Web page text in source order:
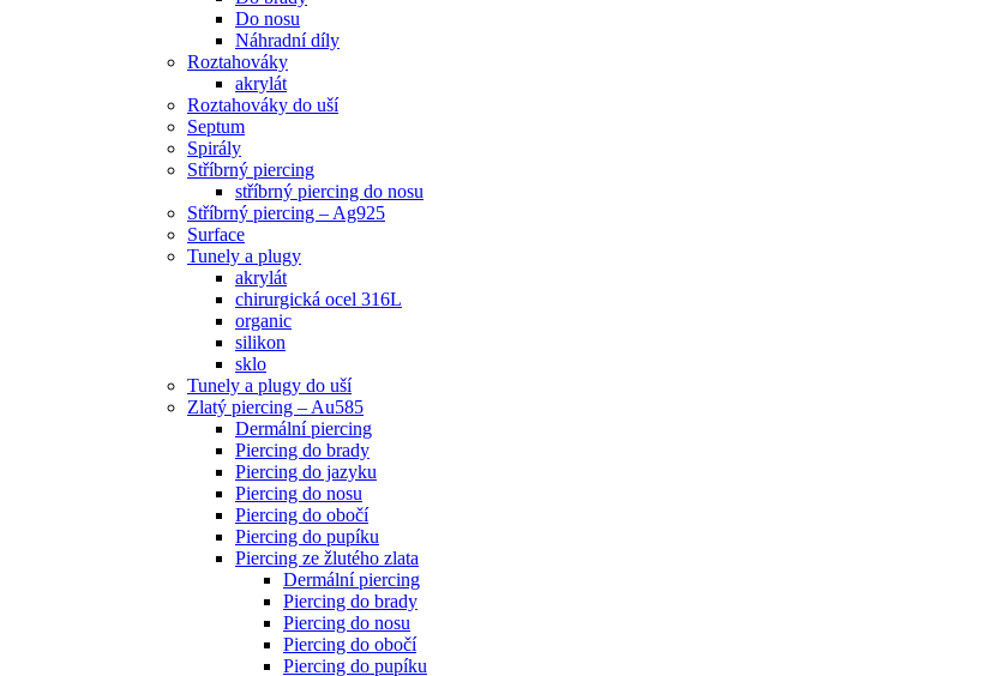
Do nosu
Náhradní díly
Roztahováky
akrylát
Roztahováky do uší
Septum
Spirály
Stříbrný piercing
stříbrný piercing do nosu
Stříbrný piercing – Ag925
Surface
Tunely a plugy
akrylát
chirurgická ocel 316L
organic
silikon
sklo
Tunely a plugy do uší
Zlatý piercing – Au585
Dermální piercing
Piercing do brady
Piercing do jazyku
Piercing do nosu
Piercing do obočí
Piercing do pupíku
Piercing ze žlutého zlata
Dermální piercing
Piercing do brady
Piercing do nosu
Piercing do obočí
Piercing do pupíku